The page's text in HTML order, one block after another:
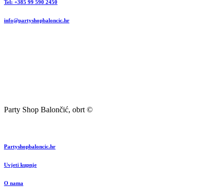
Tel: +385 99 590 2450
info@partyshopbaloncic.hr
Party Shop Balončić, obrt ©
Partyshopbaloncic.hr
Uvjeti kupnje
O nama